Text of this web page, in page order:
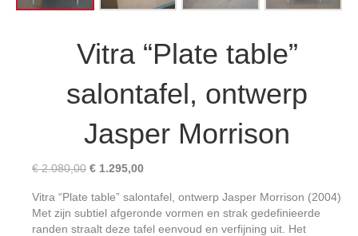
Vitra “Plate table”
salontafel, ontwerp
Jasper Morrison
€2.080,00 Oorspronkelijke
was:
€ 2.080,00.
€ 1.295,00Huidige
is:
€ 1.295,00.
Vitra “Plate table” salontafel, ontwerp Jasper Morrison (2004)
Met zijn subtiel afgeronde vormen en strak gedefinieerde
randen straalt deze tafel eenvoud en verfijning uit. Het